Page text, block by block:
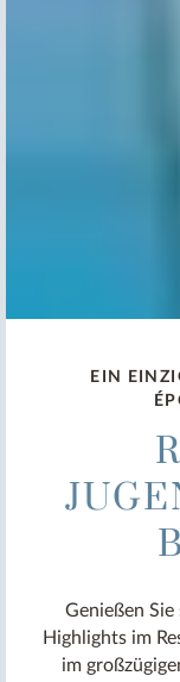
EIN
Genießen
Highlights im
im